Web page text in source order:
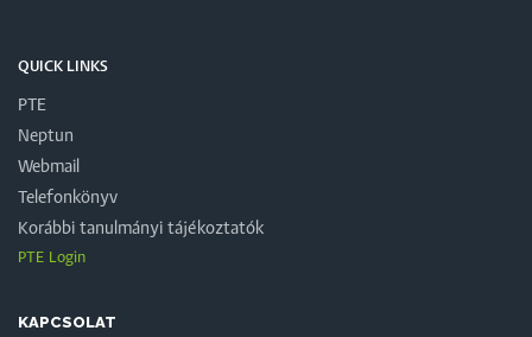
QUICK LINKS
PTE
Neptun
Webmail
Telefonkönyv
Korábbi tanulmányi tájékoztatók
PTE Login
KAPCSOLAT